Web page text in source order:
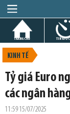
TRANG CHỦ TIN GIỜ
KINH TẾ
Tỷ giá Euro
các ngân
11:59 15/07/2025